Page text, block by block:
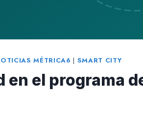
MÉTRICA6 | SMART CITY
el programa